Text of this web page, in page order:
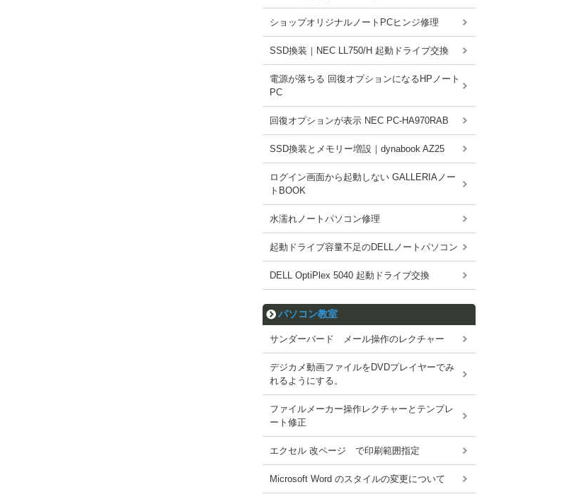
ショップオリジナルノートPCヒンジ修理
SSD換装｜NEC LL750/H 起動ドライブ交換
電源が落ちる 回復オプションになるHPノート
PC
回復オプションが表示 NEC PC-HA970RAB
SSD換装とメモリー増設｜dynabook AZ25
ログイン画面から起動しない GALLERIAノー
トBOOK
水濡れノートパソコン修理
起動ドライブ容量不足のDELLノートパソコン
DELL OptiPlex 5040 起動ドライブ交換
パソコン教室
サンダーバード メール操作のレクチャー
デジカメ動画ファイルをDVDプレイヤーでみ
れるようにする。
ファイルメーカー操作レクチャーとテンプレ
ート修正
エクセル 改ページ で印刷範囲指定
Microsoft Word のスタイルの変更について